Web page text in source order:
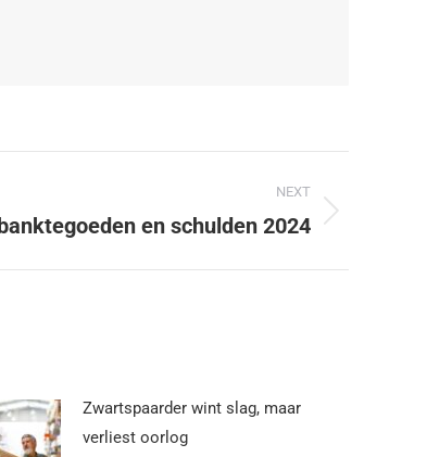
NEXT
en schulden 2024
Zwartspaarder wint slag, maar
verliest oorlog